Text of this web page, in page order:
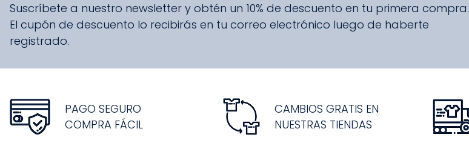
Suscríbete a nuestro newsletter y obtén un 10% de descuento en tu primera compra.
El cupón de descuento lo recibirás en tu correo electrónico luego de haberte
registrado.
PAGO SEGURO
COMPRA FÁCIL
CAMBIOS GRATIS EN
NUESTRAS TIENDAS